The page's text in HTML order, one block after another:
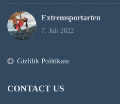
Extremsportarten
7. Juli 2022
Gizlilik Politikası
CONTACT US